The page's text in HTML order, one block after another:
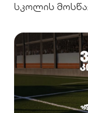
სკოლის
რადგან
სარგებლობას
უფასოდ
ფულის
ბავშვს
სიმშვიდეს